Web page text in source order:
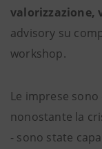
valorizzazione,
advisory su
workshop.
Le imprese
nonostante la
- sono state